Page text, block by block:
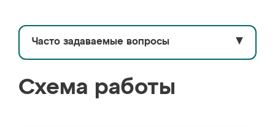
Часто задаваемые вопросы ▼
Схема работы